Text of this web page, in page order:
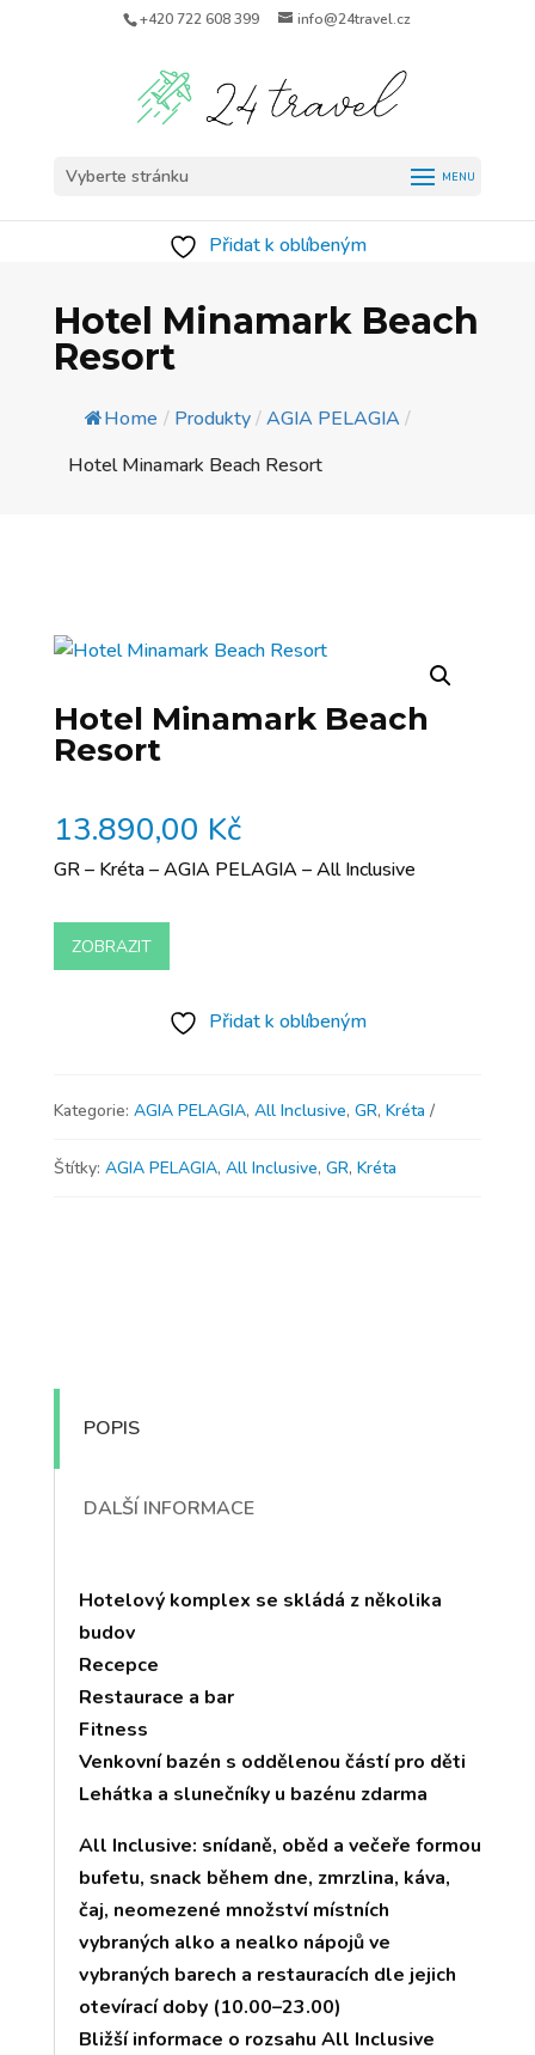
+420 722 608 399 info@24travel.cz
Vyberte stránku
Přidat k oblíbeným
Hotel Minamark Beach
Resort
Home / Produkty/AGIA PELAGIA /
Hotel Minamark Beach Resort
Hotel Minamark Beach
Resort
13.890,00 Kč
GR – Kréta – AGIA PELAGIA – All Inclusive
ZOBRAZIT
Přidat k oblíbeným
Kategorie: AGIA PELAGIA, All Inclusive, GR, Kréta
Štítky: AGIA PELAGIA, All Inclusive, GR, Kréta
POPIS
DALŠÍ INFORMACE
Hotelový komplex se skládá z několika
budov
Recepce
Restaurace a bar
Fitness
Venkovní bazén s oddělenou částí pro děti
Lehátka a slunečníky u bazénu zdarma
All Inclusive: snídaně, oběd a večeře formou
bufetu, snack během dne, zmrzlina, káva,
čaj, neomezené množství místních
vybraných alko a nealko nápojů ve
vybraných barech a restauracích dle jejich
otevírací doby (10.00–23.00)
Bližší informace o rozsahu All Inclusive